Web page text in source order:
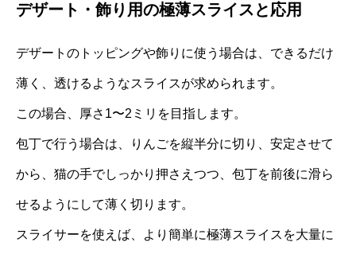
デザート・飾り用の極薄スライスと応用
デザートのトッピングや飾りに使う場合は、できるだけ
薄く、透けるようなスライスが求められます。
この場合、厚さ1〜2ミリを目指します。
包丁で行う場合は、りんごを縦半分に切り、安定させて
から、猫の手でしっかり押さえつつ、包丁を前後に滑ら
せるようにして薄く切ります。
スライサーを使えば、より簡単に極薄スライスを大量に